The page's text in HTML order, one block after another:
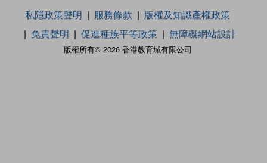
版權所有© 2026 香港教育城有限公司
私隱政策聲明 服務條款
版權及知識產權政策
免責聲明
促進種族平等政策 無障礙網站設計